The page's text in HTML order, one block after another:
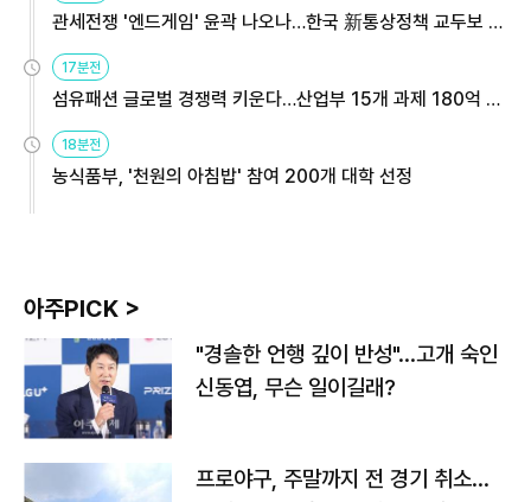
관세전쟁 '엔드게임' 윤곽 나오나…한국 新통상정책 교두보 활
17분전
섬유패션 글로벌 경쟁력 키운다…산업부 15개 과제 180억 지
18분전
농식품부, '천원의 아침밥' 참여 200개 대학 선정
아주PICK >
"경솔한 언행 깊이 반성"…고개 숙인
신동엽, 무슨 일이길래?
프로야구, 주말까지 전 경기 취소…